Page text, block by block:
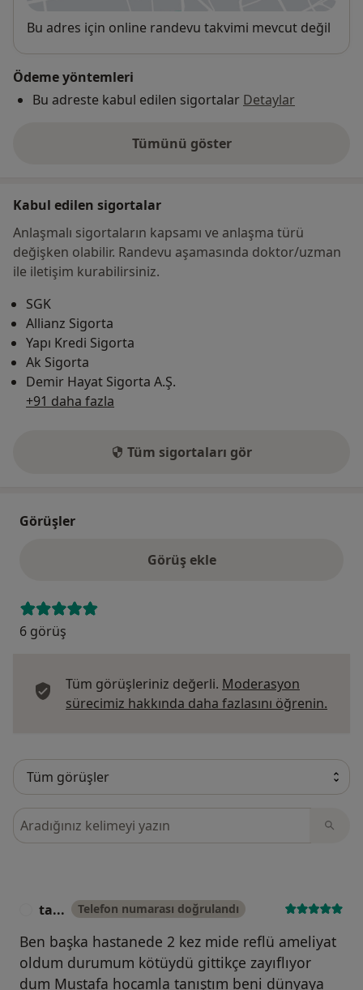
Uygunluk
Bu adres için online randevu takvimi mevcut değil
Ödeme yöntemleri
Bu adreste kabul edilen sigortalar Detaylar
Tümünü göster
adres hakkında
Kabul edilen sigortalar
Anlaşmalı sigortaların kapsamı ve anlaşma türü
değişken olabilir. Randevu aşamasında doktor/uzman
ile iletişim kurabilirsiniz.
SGK
Allianz Sigorta
Yapı Kredi Sigorta
Ak Sigorta
Demir Hayat Sigorta A.Ş.
+91 daha fazla
Tüm sigortaları gör
Görüşler
Görüş ekle
6 görüş
Tüm görüşleriniz değerli. Moderasyon
sürecimiz hakkında daha fazlasını öğrenin.
Görüşler içerisinde ara
ta... Telefon numarası doğrulandı
Ben başka hastanede 2 kez mide reflü ameliyat
oldum durumum kötüydü gittikçe zayıflıyor
dum Mustafa hocamla tanıştım beni dünyaya